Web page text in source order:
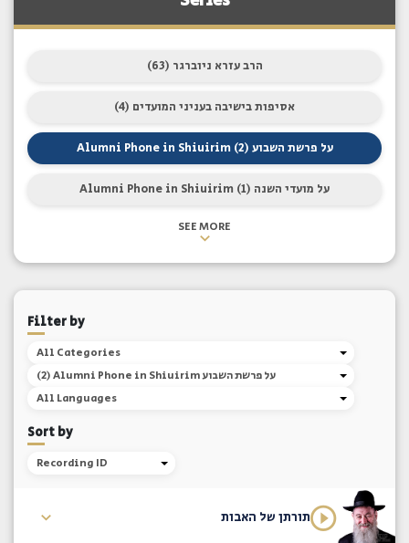
הרב עזרא ניוברגר (63)
אסיפות בישיבה בעניני המועדים (4)
Alumni Phone in Shiuirim על פרשת השבוע (2)
Alumni Phone in Shiuirim על מועדי השנה (1)
SEE MORE
Filter by
All Categories
(2) Alumni Phone in Shiuirim על פרשת השבוע
All Languages
Sort by
Recording ID
תורתן של האבות